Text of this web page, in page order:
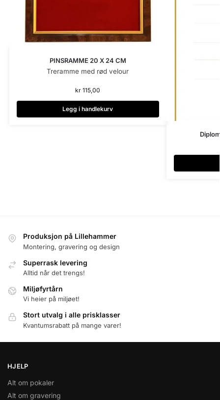
PINSRAMME 20 X 24 CM
Treramme med rød velour
kr 115,00
Legg i handlekurv
Produksjon på Lillehammer
Montering, gravering og design
Superrask levering
Alltid når det trengs!
Miljøfyrtårn
Vi heier på miljøet!
Stort utvalg i alle prisklasser
Kvantumsrabatt på mange varer!
HJELP
Alt om pokaler
Alt om gravering